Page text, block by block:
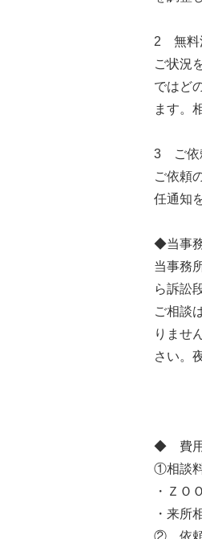
2 無料
ご状況
ではど
ます。
3 ご依
ご依頼
任通知
◆当事
当事務
ら訴訟
ご相談
りませ
さい。
◆ 費用
①相談
・ＺＯ
・来所
② 依頼